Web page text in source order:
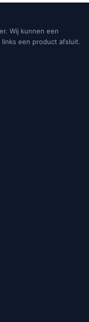
Wij kunnen een
een product afsluit.